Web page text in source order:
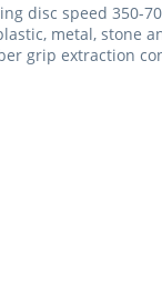
disc speed 350-
metal, stone
grip extraction